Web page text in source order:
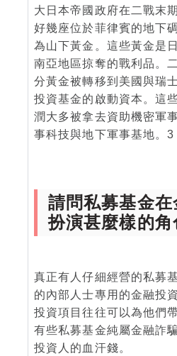
大日本帝國政府在二戰末
好幾座位於菲律賓的地下
為山下黃金。這些黃金是
南亞地區掠奪的戰利品。
分黃金被轉移到美國與瑞
投資基金的啟動資本。這
潤大多被拿去資助機密軍
事科技與地下軍事基地。3
請問私募基金
扮演甚麼樣的角
真正有人仔細經營的私募
的內部人士專用的金融投
投資項目往往可以為他們
有些私募基金純屬金融詐
投資人的血汗錢。